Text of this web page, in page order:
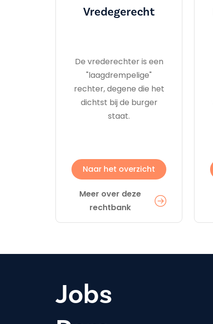
Vredegerecht
De vrederechter is een
"laagdrempelige"
rechter, degene die het
dichtst bij de burger
staat.
Naar het overzicht
Meer over deze
rechtbank
Jobs